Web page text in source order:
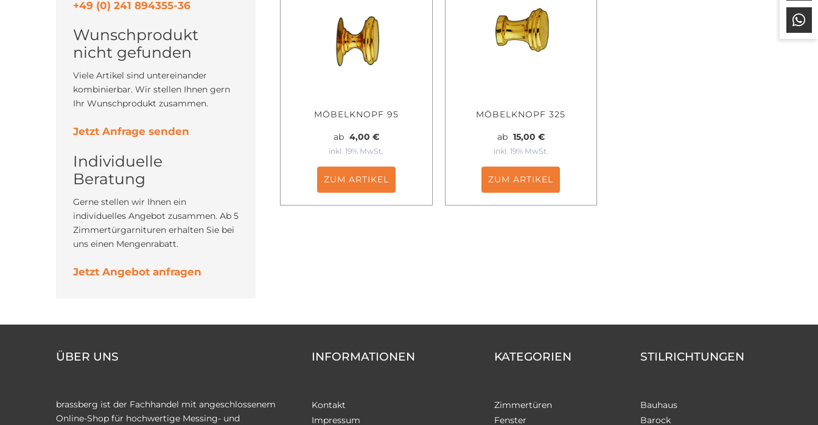
+49 (0) 241 894355-36
Wunschprodukt
nicht gefunden
Viele Artikel sind untereinander
kombinierbar. Wir stellen Ihnen gern
Ihr Wunschprodukt zusammen.
Jetzt Anfrage senden
Individuelle
Beratung
Gerne stellen wir Ihnen ein
individuelles Angebot zusammen. Ab 5
Zimmertürgarnituren erhalten Sie bei
uns einen Mengenrabatt.
Jetzt Angebot anfragen
MÖBELKNOPF 95
ab 4,00 €
inkl. 19% MwSt.
ZUM ARTIKEL
MÖBELKNOPF 325
ab 15,00 €
inkl. 19% MwSt.
ZUM ARTIKEL
ÜBER UNS
brassberg ist der Fachhandel mit angeschlossenem
Online-Shop für hochwertige Messing- und
INFORMATIONEN
Kontakt
Impressum
KATEGORIEN
Zimmertüren
Fenster
STILRICHTUNGEN
Bauhaus
Barock